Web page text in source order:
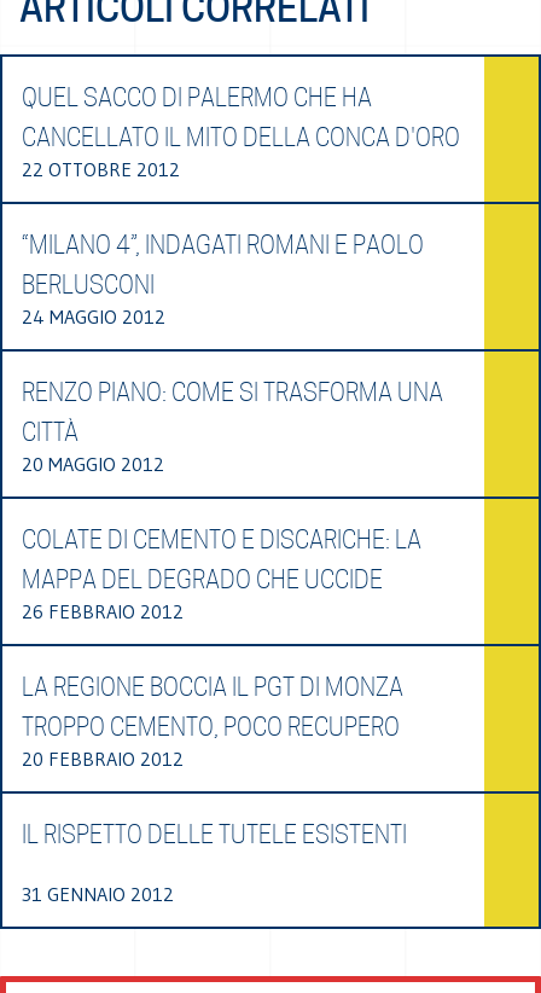
QUEL SACCO DI PALERMO CHE HA
CANCELLATO IL MITO DELLA CONCA D'ORO
22 OTTOBRE 2012
“MILANO 4”, INDAGATI ROMANI E PAOLO
BERLUSCONI
24 MAGGIO 2012
RENZO PIANO: COME SI TRASFORMA UNA
CITTÀ
20 MAGGIO 2012
COLATE DI CEMENTO E DISCARICHE: LA
MAPPA DEL DEGRADO CHE UCCIDE
26 FEBBRAIO 2012
LA REGIONE BOCCIA IL PGT DI MONZA
TROPPO CEMENTO, POCO RECUPERO
20 FEBBRAIO 2012
IL RISPETTO DELLE TUTELE ESISTENTI
31 GENNAIO 2012